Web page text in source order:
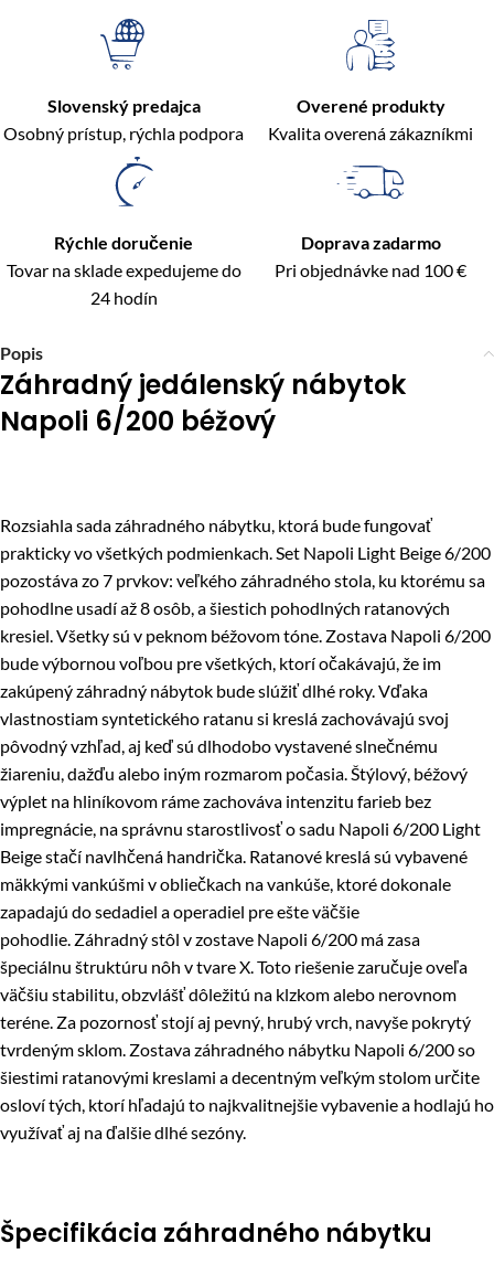
Slovenský predajca
Osobný prístup, rýchla podpora
Overené produkty
Kvalita overená zákazníkmi
Rýchle doručenie
Tovar na sklade expedujeme do
24 hodín
Doprava zadarmo
Pri objednávke nad 100 €
Popis
Záhradný jedálenský nábytok
Napoli 6/200 béžový
Rozsiahla sada záhradného nábytku, ktorá bude fungovať
prakticky vo všetkých podmienkach. Set Napoli Light Beige 6/200
pozostáva zo 7 prvkov: veľkého záhradného stola, ku ktorému sa
pohodlne usadí až 8 osôb, a šiestich pohodlných ratanových
kresiel. Všetky sú v peknom béžovom tóne. Zostava Napoli 6/200
bude výbornou voľbou pre všetkých, ktorí očakávajú, že im
zakúpený záhradný nábytok bude slúžiť dlhé roky. Vďaka
vlastnostiam syntetického ratanu si kreslá zachovávajú svoj
pôvodný vzhľad, aj keď sú dlhodobo vystavené slnečnému
žiareniu, dažďu alebo iným rozmarom počasia. Štýlový, béžový
výplet na hliníkovom ráme zachováva intenzitu farieb bez
impregnácie, na správnu starostlivosť o sadu Napoli 6/200 Light
Beige stačí navlhčená handrička. Ratanové kreslá sú vybavené
mäkkými vankúšmi v obliečkach na vankúše, ktoré dokonale
zapadajú do sedadiel a operadiel pre ešte väčšie
pohodlie. Záhradný stôl v zostave Napoli 6/200 má zasa
špeciálnu štruktúru nôh v tvare X. Toto riešenie zaručuje oveľa
väčšiu stabilitu, obzvlášť dôležitú na klzkom alebo nerovnom
teréne. Za pozornosť stojí aj pevný, hrubý vrch, navyše pokrytý
tvrdeným sklom. Zostava záhradného nábytku Napoli 6/200 so
šiestimi ratanovými kreslami a decentným veľkým stolom určite
osloví tých, ktorí hľadajú to najkvalitnejšie vybavenie a hodlajú ho
využívať aj na ďalšie dlhé sezóny.
Špecifikácia záhradného nábytku